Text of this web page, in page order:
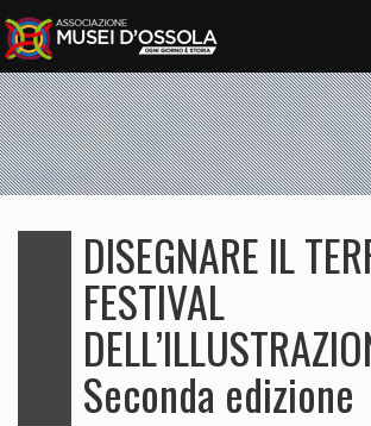
Salta
al
contenuto
principale
DISEGNARE IL
FESTIVAL
Seconda edizione